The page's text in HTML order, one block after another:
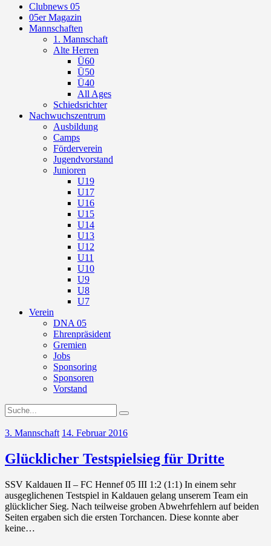
Clubnews 05
05er Magazin
Mannschaften
1. Mannschaft
Alte Herren
Ü60
Ü50
Ü40
All Ages
Schiedsrichter
Nachwuchszentrum
Ausbildung
Camps
Förderverein
Jugendvorstand
Junioren
U19
U17
U16
U15
U14
U13
U12
U11
U10
U9
U8
U7
Verein
DNA 05
Ehrenpräsident
Gremien
Jobs
Sponsoring
Sponsoren
Vorstand
3. Mannschaft 14. Februar 2016
Glücklicher Testspielsieg für Dritte
SSV Kaldauen II – FC Hennef 05 III 1:2 (1:1) In einem sehr
ausgeglichenen Testspiel in Kaldauen gelang unserem Team ein
glücklicher Sieg. Nach teilweise groben Abwehrfehlern auf beiden
Seiten ergaben sich die ersten Torchancen. Diese konnte aber
keine…